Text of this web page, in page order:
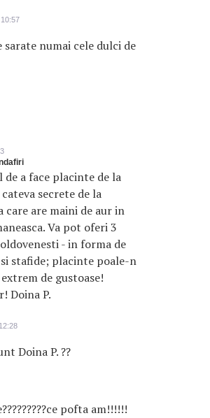
numai cele dulci de
a face placinte de la
secrete de la
care are maini de aur in
Va pot oferi 3
- in forma de
stafide; placinte poale-n
de gustoase!
Doina P.
Doina P. ??
pofta am!!!!!!